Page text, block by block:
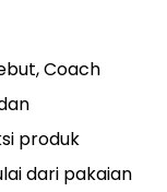
Coach
produk
dari pakaian